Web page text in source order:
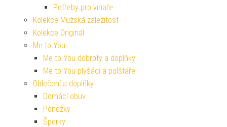
Potřeby pro vinaře
Kolekce Mužská záležitost
Kolekce Originál
Me to You
Me to You dobroty a doplňky
Me to You plyšáci a polštáře
Oblečení a doplňky
Domácí obuv
Ponožky
Šperky